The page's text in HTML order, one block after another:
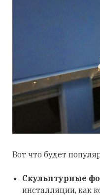
Вот что будет
Скульптурные
инсталляции, как